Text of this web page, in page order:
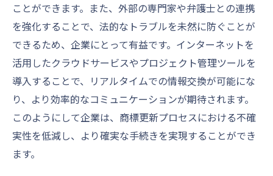
ことができます。また、外部の専門家や弁護士との連携
を強化することで、法的なトラブルを未然に防ぐことが
できるため、企業にとって有益です。インターネットを
活用したクラウドサービスやプロジェクト管理ツールを
導入することで、リアルタイムでの情報交換が可能にな
り、より効率的なコミュニケーションが期待されます。
このようにして企業は、商標更新プロセスにおける不確
実性を低減し、より確実な手続きを実現することができ
ます。